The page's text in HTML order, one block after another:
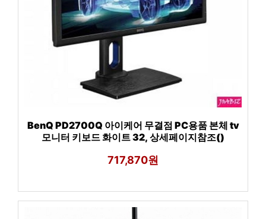
BenQ PD2700Q 아이케어 무결점 PC용품 본체 tv
모니터 키보드 화이트 32, 상세페이지참조()
717,870원